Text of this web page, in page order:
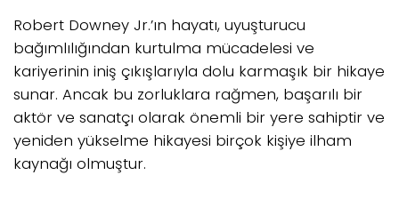
Robert Downey Jr.’ın hayatı, uyuşturucu
bağımlılığından kurtulma mücadelesi ve
kariyerinin iniş çıkışlarıyla dolu karmaşık bir hikaye
sunar. Ancak bu zorluklara rağmen, başarılı bir
aktör ve sanatçı olarak önemli bir yere sahiptir ve
yeniden yükselme hikayesi birçok kişiye ilham
kaynağı olmuştur.